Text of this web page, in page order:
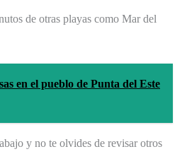
de otras playas como Mar del
en el pueblo de Punta del Este
y no te olvides de revisar otros